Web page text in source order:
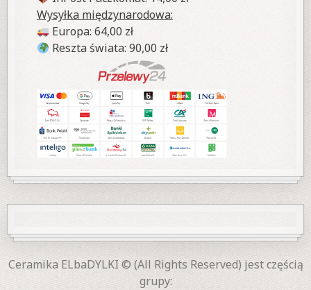
Wysyłka międzynarodowa:
Europa: 64,00 zł
Reszta świata: 90,00 zł
Ceramika ELbaDYLKI © (All Rights Reserved) jest częścią
grupy: